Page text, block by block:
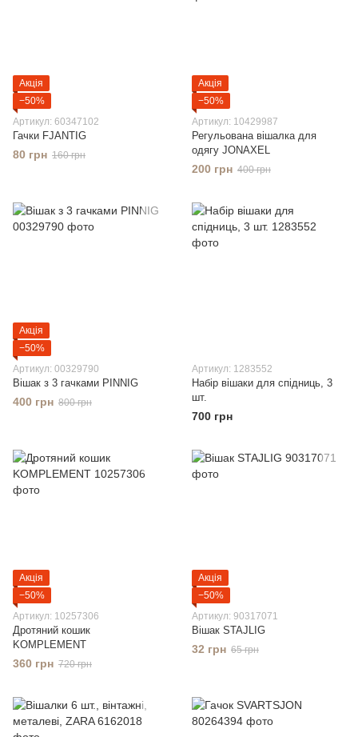
Акція
−50%
Артикул: 60347102
Гачки FJANTIG
80 грн 160 грн
Акція
−50%
Артикул: 10429987
Регульована вішалка для
одягу JONAXEL
200 грн 400 грн
Акція
−50%
Артикул: 00329790
Вішак з 3 гачками PINNIG
400 грн 800 грн
Артикул: 1283552
Набір вішаки для спідниць, 3
шт.
700 грн
Акція
−50%
Артикул: 10257306
Дротяний кошик
KOMPLEMENT
360 грн 720 грн
Акція
−50%
Артикул: 90317071
Вішак STAJLIG
32 грн 65 грн